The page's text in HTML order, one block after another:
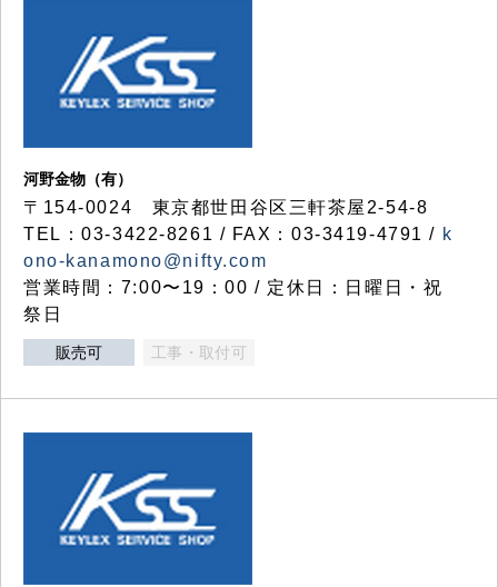
河野金物（有）
〒154-0024 東京都世田谷区三軒茶屋2-54-8
TEL：03-3422-8261 / FAX：03-3419-4791 / k
ono-kanamono@nifty.com
営業時間：7:00〜19：00 / 定休日：日曜日・祝
祭日
販売可 工事・取付可